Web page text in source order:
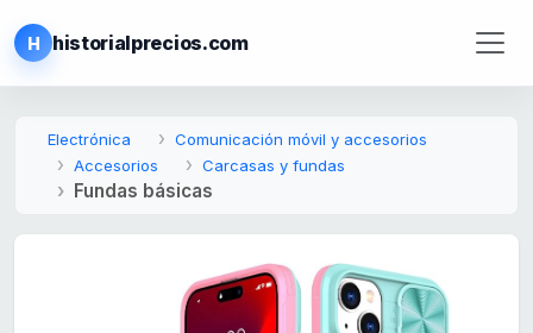
H historialprecios.com
Electrónica
Comunicación móvil y accesorios
Accesorios
Carcasas y fundas
Fundas básicas